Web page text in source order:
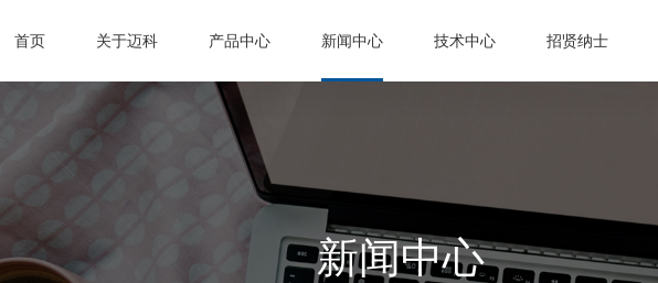
首页 关于迈科 产品中心 新闻中心 技术中心 招贤纳士
新闻中心